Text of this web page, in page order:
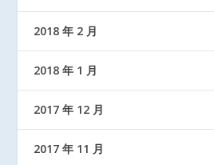
2018 年 2 月
2018 年 1 月
2017 年 12 月
2017 年 11 月